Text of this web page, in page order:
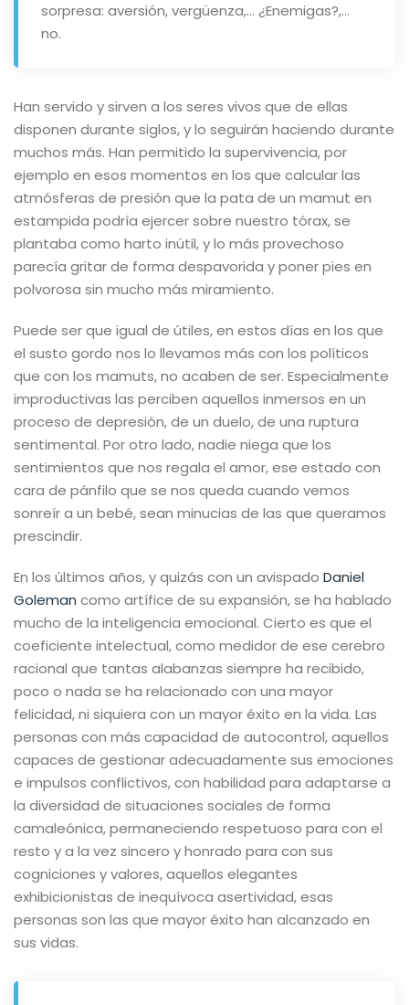
sorpresa: aversión, vergüenza,… ¿Enemigas?,…
no.
Han servido y sirven a los seres vivos que de ellas
disponen durante siglos, y lo seguirán haciendo durante
muchos más. Han permitido la supervivencia, por
ejemplo en esos momentos en los que calcular las
atmósferas de presión que la pata de un mamut en
estampida podría ejercer sobre nuestro tórax, se
plantaba como harto inútil, y lo más provechoso
parecía gritar de forma despavorida y poner pies en
polvorosa sin mucho más miramiento.
Puede ser que igual de útiles, en estos días en los que
el susto gordo nos lo llevamos más con los políticos
que con los mamuts, no acaben de ser. Especialmente
improductivas las perciben aquellos inmersos en un
proceso de depresión, de un duelo, de una ruptura
sentimental. Por otro lado, nadie niega que los
sentimientos que nos regala el amor, ese estado con
cara de pánfilo que se nos queda cuando vemos
sonreír a un bebé, sean minucias de las que queramos
prescindir.
En los últimos años, y quizás con un avispado Daniel
Goleman como artífice de su expansión, se ha hablado
mucho de la inteligencia emocional. Cierto es que el
coeficiente intelectual, como medidor de ese cerebro
racional que tantas alabanzas siempre ha recibido,
poco o nada se ha relacionado con una mayor
felicidad, ni siquiera con un mayor éxito en la vida. Las
personas con más capacidad de autocontrol, aquellos
capaces de gestionar adecuadamente sus emociones
e impulsos conflictivos, con habilidad para adaptarse a
la diversidad de situaciones sociales de forma
camaleónica, permaneciendo respetuoso para con el
resto y a la vez sincero y honrado para con sus
cogniciones y valores, aquellos elegantes
exhibicionistas de inequívoca asertividad, esas
personas son las que mayor éxito han alcanzado en
sus vidas.